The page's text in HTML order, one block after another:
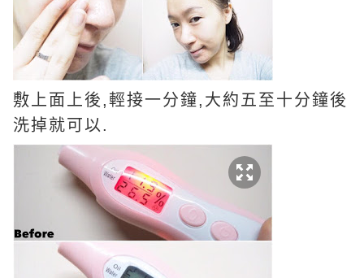
敷上面上後,輕接一分鐘,大約五至十分鐘後
洗掉就可以.